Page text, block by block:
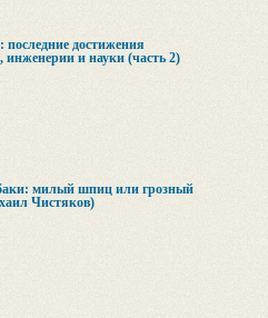
последние достижения
инженерии и науки (часть 2)
милый шпиц или грозный
Чистяков)